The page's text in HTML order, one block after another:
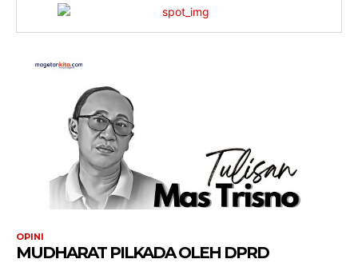
OPINI
MUDHARAT PILKADA OLEH DPRD